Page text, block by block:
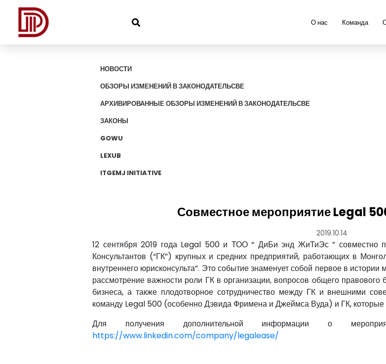
О нас Команда
НОВОСТИ
ОБЗОРЫ ИЗМЕНЕНИЙ В ЗАКОНОДАТЕЛЬСВЕ
АРХИВИРОВАННЫЕ ОБЗОРЫ ИЗМЕНЕНИЙ В ЗАКОНОДАТЕЛЬСВЕ
ЗАКОНЫ
GOWU
LEXUB
ITGEMJ INITIATIVE
Совместное мероприятие Legal
2019.10.14
12 сентября 2019 года Legal 500 и ТОО “ ДиБи энд ЖиТиЭс ” совместно
Консультантов (“ГК”) крупных и средних предприятий, работающих в
внутреннего юрисконсульта”. Это событие знаменует собой первое в
рассмотрение важности роли ГК в организации, вопросов общего правового
бизнеса, а также плодотворное сотрудничество между ГК и внешними
команду Legal 500 (особенно Дэвида Фримена и Джеймса Вуда) и ГК, которые
Для получения дополнительной информации о
https://www.linkedin.com/company/legalease/